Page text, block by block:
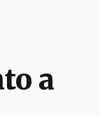
a